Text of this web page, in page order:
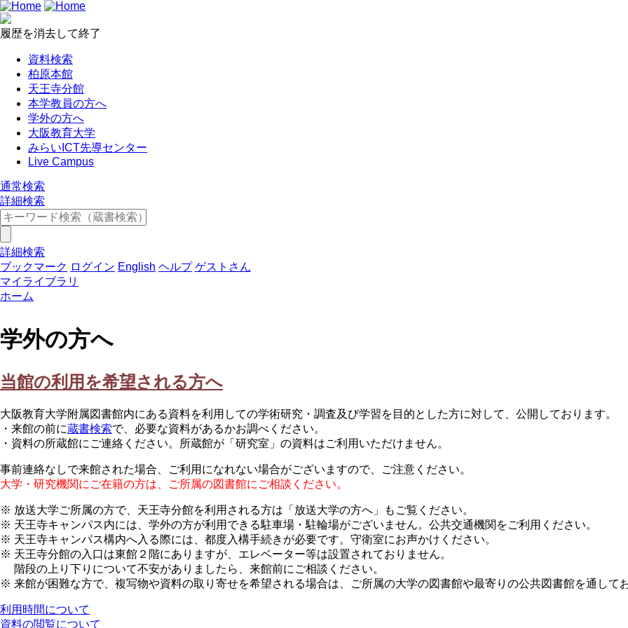
履歴を消去して終了
資料検索
柏原本館
天王寺分館
本学教員の方へ
学外の方へ
大阪教育大学
みらいICT先導センター
Live Campus
通常検索
詳細検索
詳細検索
ブックマーク ログイン English ヘルプ ゲストさん
マイライブラリ
ホーム
学外の方へ
当館の利用を希望される方へ
大阪教育大学附属図書館内にある資料を利用しての学術研究・調査及び学習を目的とした方に対して、公開しております。
・来館の前に蔵書検索で、必要な資料があるかお調べください。
・資料の所蔵館にご連絡ください。所蔵館が「研究室」の資料はご利用いただけません。
事前連絡なしで来館された場合、ご利用になれない場合がございますので、ご注意ください。
大学・研究機関にご在籍の方は、ご所属の図書館にご相談ください。
※ 放送大学ご所属の方で、天王寺分館を利用される方は「放送大学の方へ」もご覧ください。
※ 天王寺キャンパス内には、学外の方が利用できる駐車場・駐輪場がございません。公共交通機関をご利用ください。
※ 天王寺キャンパス構内へ入る際には、都度入構手続きが必要です。守衛室にお声かけください。
※ 天王寺分館の入口は東館２階にありますが、エレベーター等は設置されておりません。
階段の上り下りについて不安がありましたら、来館前にご相談ください。
※ 来館が困難な方で、複写物や資料の取り寄せを希望される場合は、ご所属の大学の図書館や最寄りの公共図書館を通して
利用時間について
資料の閲覧について